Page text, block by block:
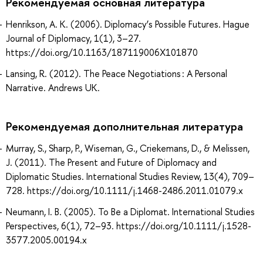
Henrikson, A. K. (2006). Diplomacy’s Possible Futures. Hague
Journal of Diplomacy, 1(1), 3–27.
https://doi.org/10.1163/187119006X101870
Lansing, R. (2012). The Peace Negotiations : A Personal
Narrative. Andrews UK.
Рекомендуемая дополнительная литература
Murray, S., Sharp, P., Wiseman, G., Criekemans, D., & Melissen,
J. (2011). The Present and Future of Diplomacy and
Diplomatic Studies. International Studies Review, 13(4), 709–
728. https://doi.org/10.1111/j.1468-2486.2011.01079.x
Neumann, I. B. (2005). To Be a Diplomat. International Studies
Perspectives, 6(1), 72–93. https://doi.org/10.1111/j.1528-
3577.2005.00194.x